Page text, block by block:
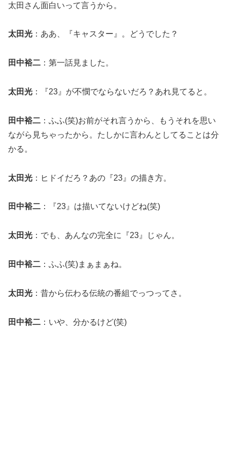
太田さん面白いって言うから。
太田光 ：ああ、『キャスター』。どうでした？
田中裕二 ：第一話見ました。
太田光 ：『23』が不憫でならないだろ？あれ見てると。
田中裕二 ：ふふ(笑)お前がそれ言うから、もうそれを思い
ながら見ちゃったから。たしかに言わんとしてることは分
かる。
太田光 ：ヒドイだろ？あの『23』の描き方。
田中裕二 ：『23』は描いてないけどね(笑)
太田光 ：でも、あんなの完全に『23』じゃん。
田中裕二 ：ふふ(笑)まぁまぁね。
太田光 ：昔から伝わる伝統の番組でっつってさ。
田中裕二 ：いや、分かるけど(笑)